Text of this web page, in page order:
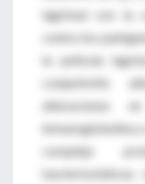
lagrimal con la
contra los
la película
conjuntivitis
alteraciones
inmunoglobulina
complejo
bacteriostáticas.